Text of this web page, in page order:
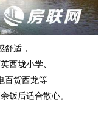
舒适，
西垅小学、
百货西龙等
饭后适合散心。